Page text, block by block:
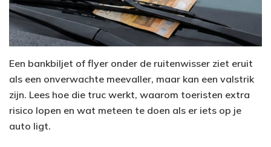
Een bankbiljet of flyer onder de ruitenwisser ziet eruit
als een onverwachte meevaller, maar kan een valstrik
zijn. Lees hoe die truc werkt, waarom toeristen extra
risico lopen en wat meteen te doen als er iets op je
auto ligt.